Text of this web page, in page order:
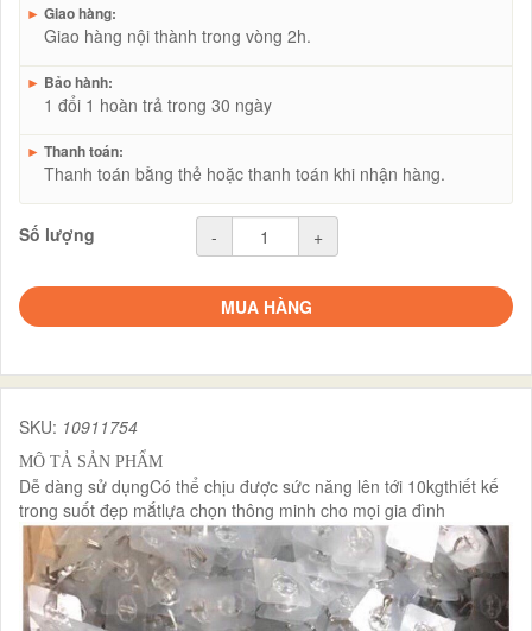
► Giao hàng:
Giao hàng nội thành trong vòng 2h.
► Bảo hành:
1 đổi 1 hoàn trả trong 30 ngày
► Thanh toán:
Thanh toán bằng thẻ hoặc thanh toán khi nhận hàng.
Số lượng - +
MUA HÀNG
SKU: 10911754
MÔ TẢ SẢN PHẨM
Dễ dàng sử dụngCó thể chịu được sức năng lên tới 10kgthiết kế
trong suốt đẹp mắtlựa chọn thông minh cho mọi gia đình